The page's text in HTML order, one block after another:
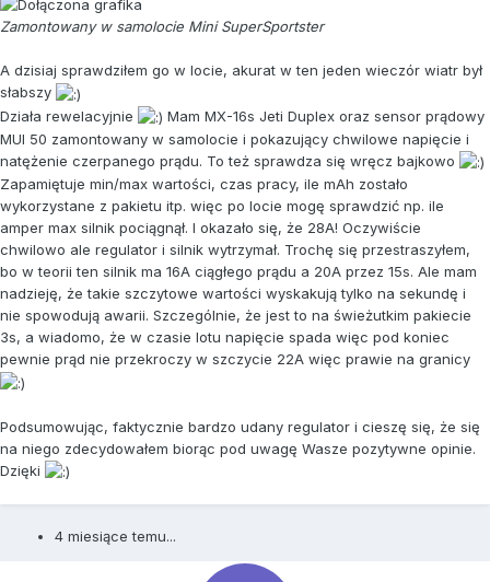
Zamontowany w samolocie Mini SuperSportster
A dzisiaj sprawdziłem go w locie, akurat w ten jeden wieczór wiatr był
słabszy
Działa rewelacyjnie
Mam MX-16s Jeti Duplex oraz sensor prądowy
MUI 50 zamontowany w samolocie i pokazujący chwilowe napięcie i
natężenie czerpanego prądu. To też sprawdza się wręcz bajkowo
Zapamiętuje min/max wartości, czas pracy, ile mAh zostało
wykorzystane z pakietu itp. więc po locie mogę sprawdzić np. ile
amper max silnik pociągnął. I okazało się, że 28A! Oczywiście
chwilowo ale regulator i silnik wytrzymał. Trochę się przestraszyłem,
bo w teorii ten silnik ma 16A ciągłego prądu a 20A przez 15s. Ale mam
nadzieję, że takie szczytowe wartości wyskakują tylko na sekundę i
nie spowodują awarii. Szczególnie, że jest to na świeżutkim pakiecie
3s, a wiadomo, że w czasie lotu napięcie spada więc pod koniec
pewnie prąd nie przekroczy w szczycie 22A więc prawie na granicy
Podsumowując, faktycznie bardzo udany regulator i cieszę się, że się
na niego zdecydowałem biorąc pod uwagę Wasze pozytywne opinie.
Dzięki
4 miesiące temu...